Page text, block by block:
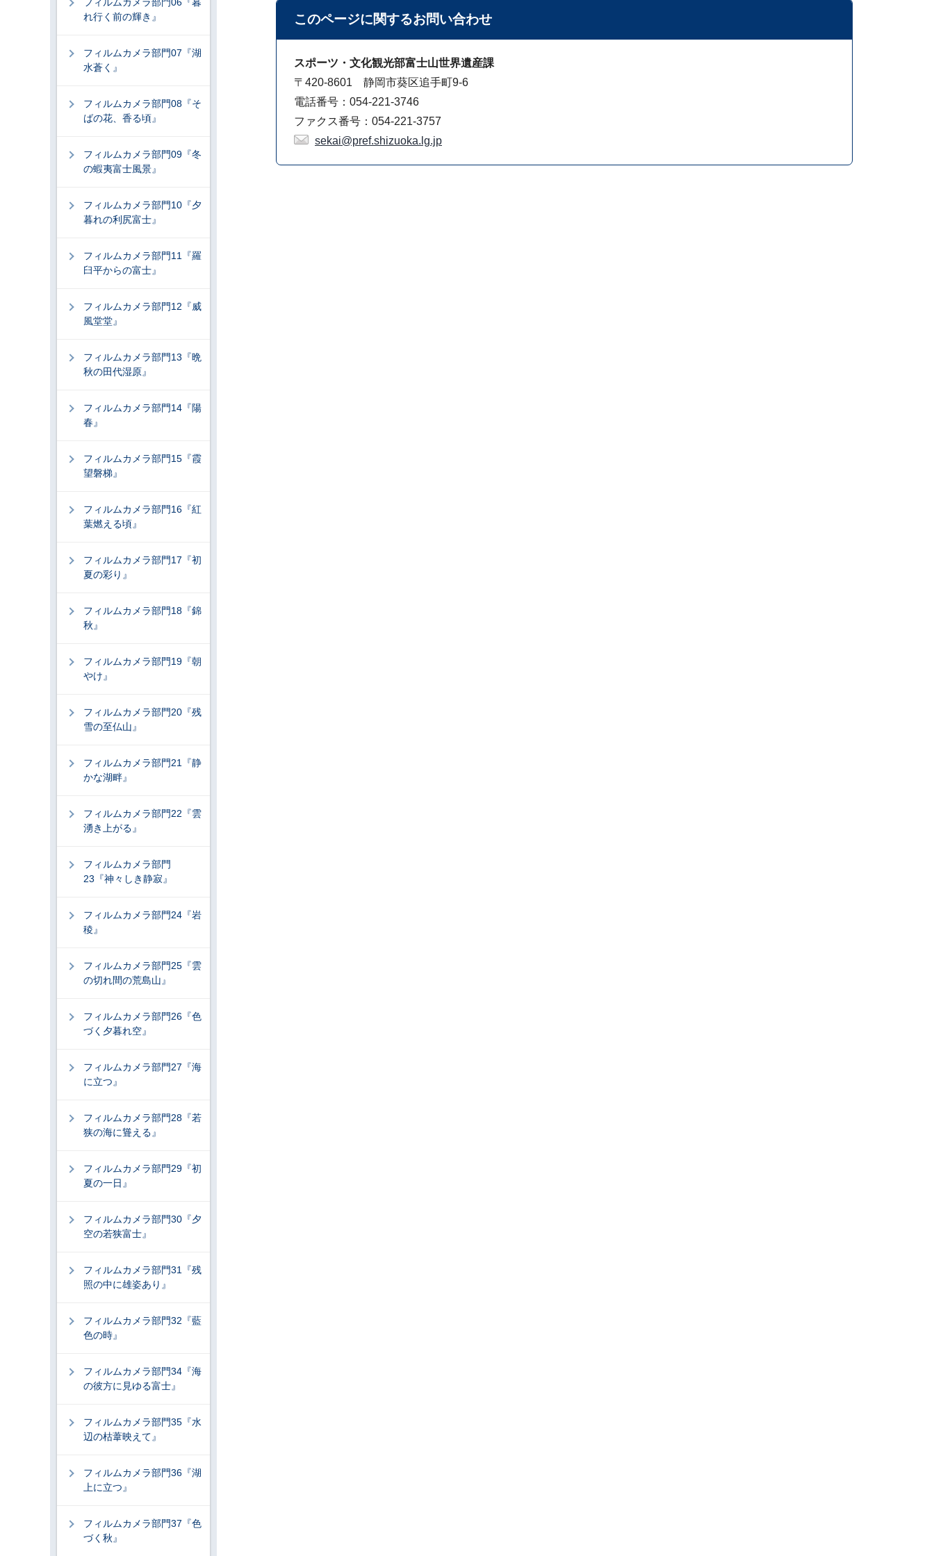
このページに関するお問い合わせ
スポーツ・文化観光部富士山世界遺産課
〒420-8601 静岡市葵区追手町9-6
電話番号：054-221-3746
ファクス番号：054-221-3757
sekai@pref.shizuoka.lg.jp
れ行く前の輝き』
フィルムカメラ部門07『湖
水蒼く』
フィルムカメラ部門08『そ
ばの花、香る頃』
フィルムカメラ部門09『冬
の蝦夷富士風景』
フィルムカメラ部門10『夕
暮れの利尻富士』
フィルムカメラ部門11『羅
臼平からの富士』
フィルムカメラ部門12『威
風堂堂』
フィルムカメラ部門13『晩
秋の田代湿原』
フィルムカメラ部門14『陽
春』
フィルムカメラ部門15『霞
望磐梯』
フィルムカメラ部門16『紅
葉燃える頃』
フィルムカメラ部門17『初
夏の彩り』
フィルムカメラ部門18『錦
秋』
フィルムカメラ部門19『朝
やけ』
フィルムカメラ部門20『残
雪の至仏山』
フィルムカメラ部門21『静
かな湖畔』
フィルムカメラ部門22『雲
湧き上がる』
フィルムカメラ部門
23『神々しき静寂』
フィルムカメラ部門24『岩
稜』
フィルムカメラ部門25『雲
の切れ間の荒島山』
フィルムカメラ部門26『色
づく夕暮れ空』
フィルムカメラ部門27『海
に立つ』
フィルムカメラ部門28『若
狭の海に聳える』
フィルムカメラ部門29『初
夏の一日』
フィルムカメラ部門30『夕
空の若狭富士』
フィルムカメラ部門31『残
照の中に雄姿あり』
フィルムカメラ部門32『藍
色の時』
フィルムカメラ部門34『海
の彼方に見ゆる富士』
フィルムカメラ部門35『水
辺の枯葦映えて』
フィルムカメラ部門36『湖
上に立つ』
フィルムカメラ部門37『色
づく秋』